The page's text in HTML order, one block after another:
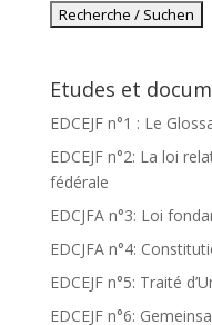
Etudes et
EDCEJF n°1 : Le
EDCEJF n°2: La loi
fédérale
EDCJFA n°3: Loi
EDCJFA n°4:
EDCEJF n°5: Traité
EDCEJF n°6: